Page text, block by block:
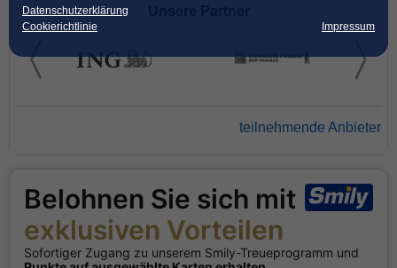
Datenschutzerklärung
Cookierichtlinie
Impressum
teilnehmende Anbieter
Belohnen Sie sich mit
exklusiven Vorteilen
Sofortiger Zugang zu unserem Smily-Treueprogramm und